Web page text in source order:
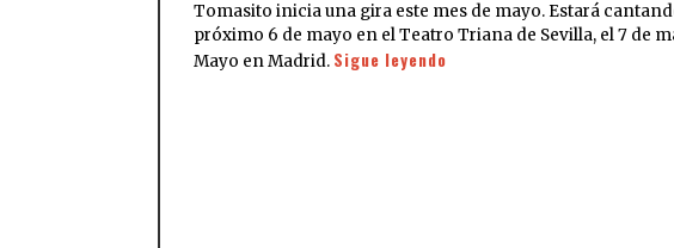
Tomasito inicia una gira este mes de mayo. Estará
próximo 6 de mayo en el Teatro Triana de Sevilla, el 7 de
Mayo en Madrid. Sigue leyendo